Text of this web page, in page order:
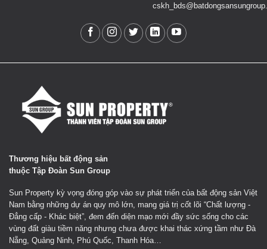
Thương hiệu bất động sản
thuộc Tập Đoàn Sun Group
Sun Property kỳ vọng đóng góp vào sự phát triển của bất động sản Việt
Nam bằng những dự án quy mô lớn, mang giá trị cốt lõi “Chất lượng -
Đẳng cấp - Khác biệt”, đem đến diện mạo mới đầy sức sống cho các
vùng đất giàu tiềm năng nhưng chưa được khai thác xứng tầm như Đà
Nẵng, Quảng Ninh, Phú Quốc, Thanh Hóa…